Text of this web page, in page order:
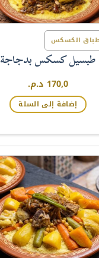
الكسكس
طبسيل كسكس بدجاجة
170,0 د.م.
إضافة إلى السلة